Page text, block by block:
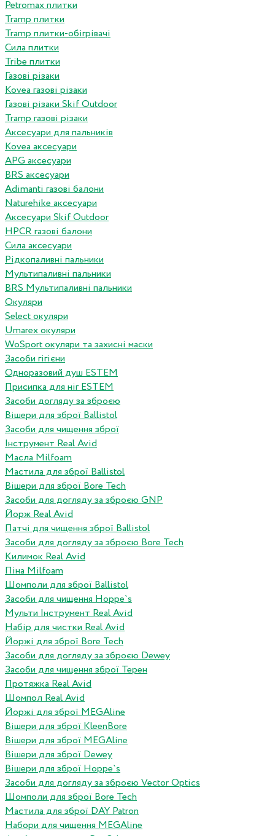
Petromax плитки
Tramp плитки
Tramp плитки-обігрівачі
Сила плитки
Tribe плитки
Газові різаки
Kovea газові різаки
Газові різаки Skif Outdoor
Tramp газові різаки
Аксесуари для пальників
Kovea аксесуари
APG аксесуари
BRS аксесуари
Adimanti газові балони
Naturehike аксесуари
Аксесуари Skif Outdoor
HPCR газові балони
Сила аксесуари
Рідкопаливні пальники
Мультипаливні пальники
BRS Мультипаливні пальники
Окуляри
Select окуляри
Umarex окуляри
WoSport окуляри та захисні маски
Засоби гігієни
Одноразовий душ ESTEM
Присипка для ніг ESTEM
Засоби догляду за зброєю
Вішери для зброї Ballistol
Засоби для чищення зброї
Інструмент Real Avid
Масла Milfoam
Мастила для зброї Ballistol
Вішери для зброї Bore Tech
Засоби для догляду за зброєю GNP
Йорж Real Avid
Патчі для чищення зброї Ballistol
Засоби для догляду за зброєю Bore Tech
Килимок Real Avid
Піна Milfoam
Шомполи для зброї Ballistol
Засоби для чищення Hoppe`s
Мульти Інструмент Real Avid
Набір для чистки Real Avid
Йоржі для зброї Bore Tech
Засоби для догляду за зброєю Dewey
Засоби для чищення зброї Терен
Протяжка Real Avid
Шомпол Real Avid
Йоржі для зброї MEGAline
Вішери для зброї KleenBore
Вішери для зброї MEGAline
Вішери для зброї Dewey
Вішери для зброї Hoppe`s
Засоби для догляду за зброєю Vector Optics
Шомполи для зброї Bore Tech
Мастила для зброї DAY Patron
Набори для чищення MEGAline